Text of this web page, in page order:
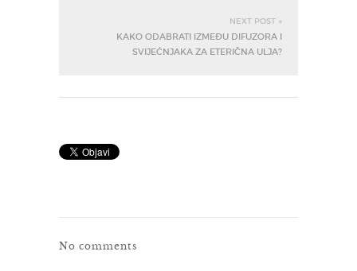
NEXT POST »
KAKO ODABRATI IZMEĐU DIFUZORA I
SVIJEĆNJAKA ZA ETERIČNA ULJA?
No comments